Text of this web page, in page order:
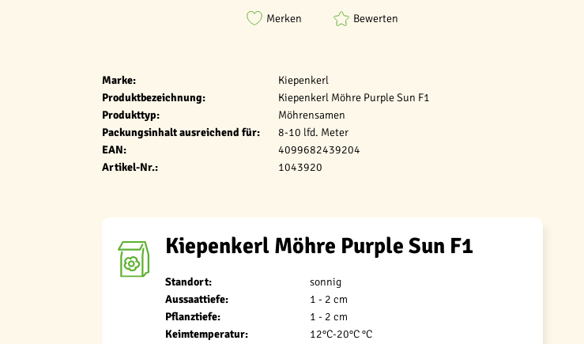
Marke:
Kiepenkerl
Produktbezeichnung:
Kiepenkerl Möhre Purple Sun F1
Produkttyp:
Möhrensamen
Packungsinhalt ausreichend für:
8-10 lfd. Meter
EAN:
4099682439204
Artikel-Nr.:
1043920
Merken Bewerten
Kiepenkerl Möhre Purple Sun F1
Standort:
sonnig
Aussaattiefe:
1 - 2 cm
Pflanztiefe:
1 - 2 cm
Keimtemperatur:
12°C-20°C °C